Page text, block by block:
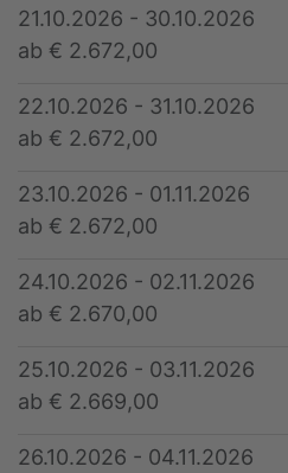
21.10.2026 - 30.10.2026
ab € 2.672,00
22.10.2026 - 31.10.2026
ab € 2.672,00
23.10.2026 - 01.11.2026
ab € 2.672,00
24.10.2026 - 02.11.2026
ab € 2.670,00
25.10.2026 - 03.11.2026
ab € 2.669,00
26.10.2026 - 04.11.2026